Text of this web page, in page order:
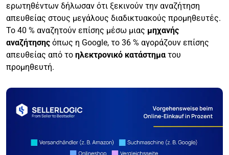
ερωτηθέντων δήλωσαν ότι ξεκινούν την αναζήτηση
απευθείας στους μεγάλους διαδικτυακούς προμηθευτές.
Το 40 % αναζητούν επίσης μέσω μιας μηχανής
αναζήτησης όπως η Google, το 36 % αγοράζουν επίσης
απευθείας από το ηλεκτρονικό κατάστημα του
προμηθευτή.